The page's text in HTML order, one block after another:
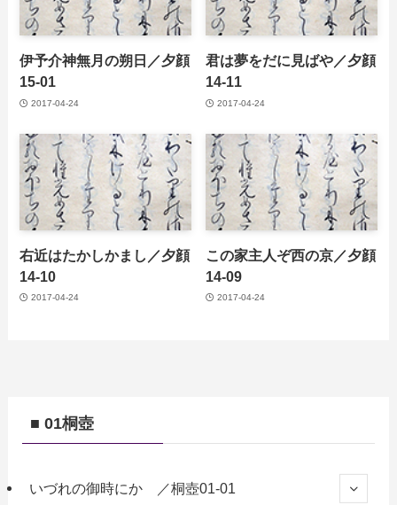
伊予介神無月の朔日／夕顔
15-01
2017-04-24
君は夢をだに見ばや／夕顔
14-11
2017-04-24
右近はたかしかまし／夕顔
14-10
2017-04-24
この家主人ぞ西の京／夕顔
14-09
2017-04-24
■ 01桐壺
いづれの御時にか ／桐壺01-01